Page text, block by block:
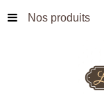
Nos produits